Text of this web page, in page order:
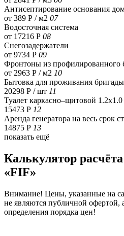
Антисептирование основания
от 389 Р / м2 07
Водосточная система
от 17216 Р 08
Снегозадержатели
от 9734 Р 09
Фронтоны из профилированного
от 2963 Р / м2 10
Бытовка для проживания бригады
20298 Р / шт 11
Туалет каркасно–щитовой 1.2х1.0
15473 Р 12
Аренда генератора на весь срок
14875 Р 13
показать ещё
Калькулятор
«FIF»
Внимание! Цены, указанные на
не являются публичной офертой,
определения порядка цен!